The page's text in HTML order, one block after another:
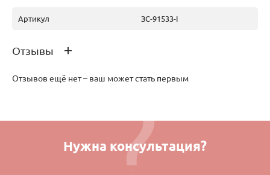
Артикул ЗС-91533-I
Отзывы
Отзывов ещё нет – ваш может стать первым
Нужна консультация?